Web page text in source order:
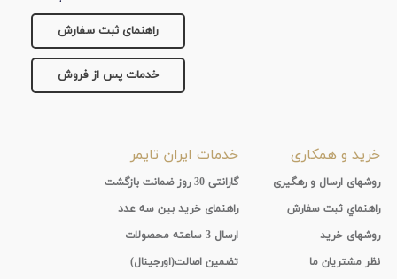
راهنمای ثبت سفارش
خدمات پس از فروش
خرید و همکاری
روشهای ارسال و رهگیری
راهنماي ثبت سفارش
روشهای خرید
نظر مشتریان ما
خدمات ایران تایمر
گارانتی 30 روز ضمانت بازگشت
راهنمای خرید بین سه عدد
ارسال 3 ساعته محصولات
تضمین اصالت(اورجینال)